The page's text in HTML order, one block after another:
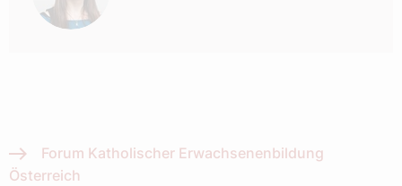
Forum Katholischer Erwachsenenbildung
Österreich